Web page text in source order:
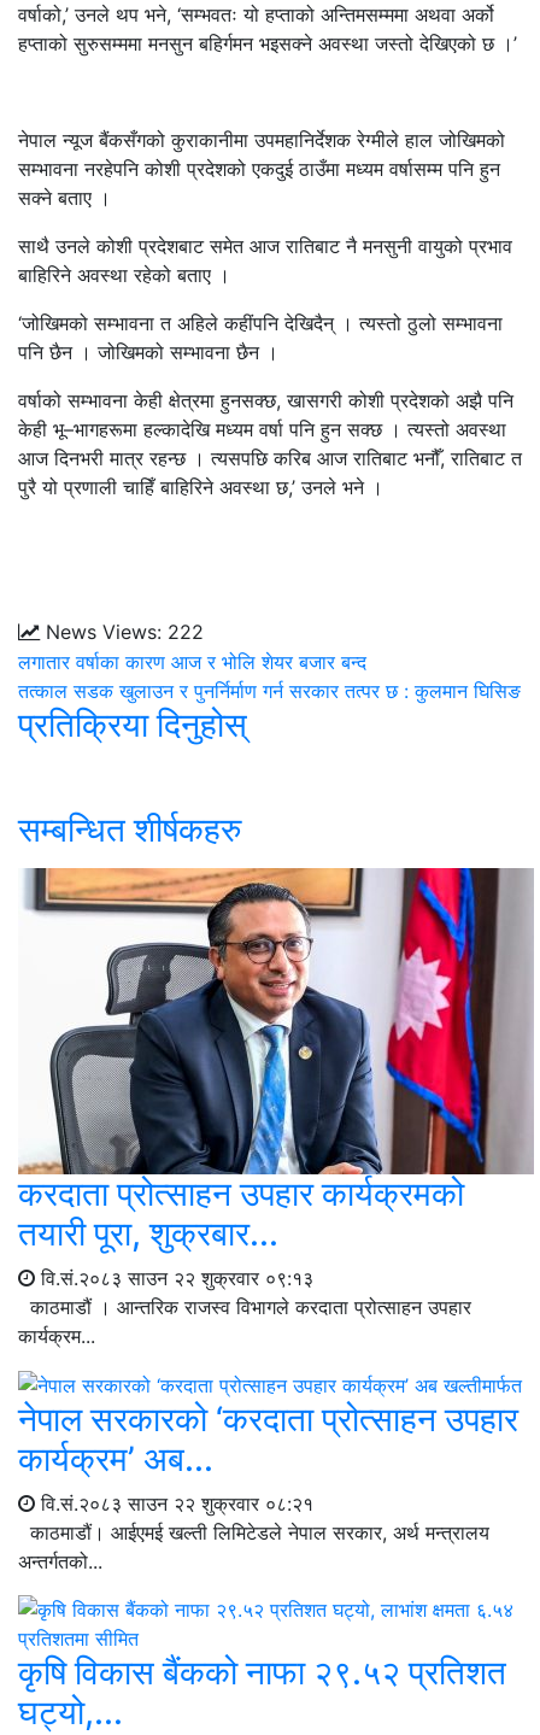
वर्षाको,’ उनले थप भने, ‘सम्भवतः यो हप्ताको अन्तिमसम्ममा अथवा अर्को
हप्ताको सुरुसम्ममा मनसुन बहिर्गमन भइसक्ने अवस्था जस्तो देखिएको छ ।’
नेपाल न्यूज बैंकसँगको कुराकानीमा उपमहानिर्देशक रेग्मीले हाल जोखिमको
सम्भावना नरहेपनि कोशी प्रदेशको एकदुई ठाउँमा मध्यम वर्षासम्म पनि हुन
सक्ने बताए ।
साथै उनले कोशी प्रदेशबाट समेत आज रातिबाट नै मनसुनी वायुको प्रभाव
बाहिरिने अवस्था रहेको बताए ।
‘जोखिमको सम्भावना त अहिले कहींपनि देखिदैन् । त्यस्तो ठुलो सम्भावना
पनि छैन । जोखिमको सम्भावना छैन ।
वर्षाको सम्भावना केही क्षेत्रमा हुनसक्छ, खासगरी कोशी प्रदेशको अझै पनि
केही भू–भागहरूमा हल्कादेखि मध्यम वर्षा पनि हुन सक्छ । त्यस्तो अवस्था
आज दिनभरी मात्र रहन्छ । त्यसपछि करिब आज रातिबाट भनौँ, रातिबाट त
पुरै यो प्रणाली चाहिँ बाहिरिने अवस्था छ,’ उनले भने ।
News Views: 222
लगातार वर्षाका कारण आज र भोलि शेयर बजार बन्द
तत्काल सडक खुलाउन र पुनर्निर्माण गर्न सरकार तत्पर छ : कुलमान घिसिङ
प्रतिक्रिया दिनुहोस्
सम्बन्धित शीर्षकहरु
करदाता प्रोत्साहन उपहार कार्यक्रमको
तयारी पूरा, शुक्रबार...
वि.सं.२०८३ साउन २२ शुक्रवार ०९:१३
काठमाडौं । आन्तरिक राजस्व विभागले करदाता प्रोत्साहन उपहार
कार्यक्रम...
नेपाल सरकारको ‘करदाता प्रोत्साहन उपहार
कार्यक्रम’ अब...
वि.सं.२०८३ साउन २२ शुक्रवार ०८:२१
काठमाडौं। आईएमई खल्ती लिमिटेडले नेपाल सरकार, अर्थ मन्त्रालय
अन्तर्गतको...
कृषि विकास बैंकको नाफा २९.५२ प्रतिशत
घट्यो,...